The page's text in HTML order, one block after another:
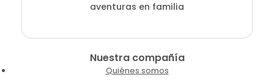
aventuras en familia
Nuestra compañía
Quiénes somos